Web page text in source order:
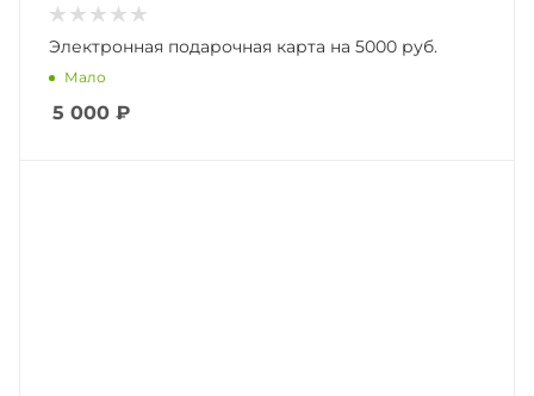
Электронная подарочная карта на 5000 руб.
Мало
5 000 ₽